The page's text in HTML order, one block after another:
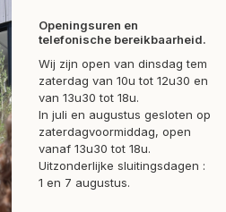
Openingsuren en
telefonische bereikbaarheid.
Wij zijn open van dinsdag tem
zaterdag van 10u tot 12u30 en
van 13u30 tot 18u.
In juli en augustus gesloten op
zaterdagvoormiddag, open
vanaf 13u30 tot 18u.
Uitzonderlijke sluitingsdagen :
1 en 7 augustus.